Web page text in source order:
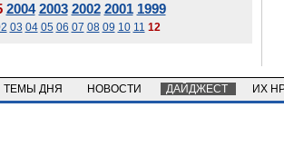
2004 2003 2002 2001 1999
03 04 05 06 07 08 09 10 11 12
ТЕМЫ ДНЯ НОВОСТИ ДАЙДЖЕСТ ИХ